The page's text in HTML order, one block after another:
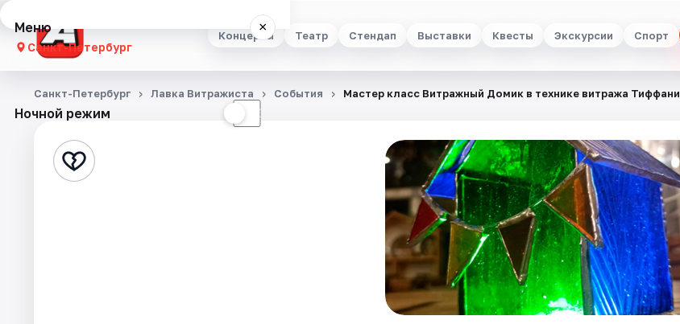
Концерты Театр Стендап Выставки Квесты Экскурсии Спорт
Меню ×
Санкт-Петербург
Концерты
Стендап
Ночной режим ☾
Санкт-Петербург Лавка Витражиста События Мастер класс Витражный Домик в технике витража Тиффани